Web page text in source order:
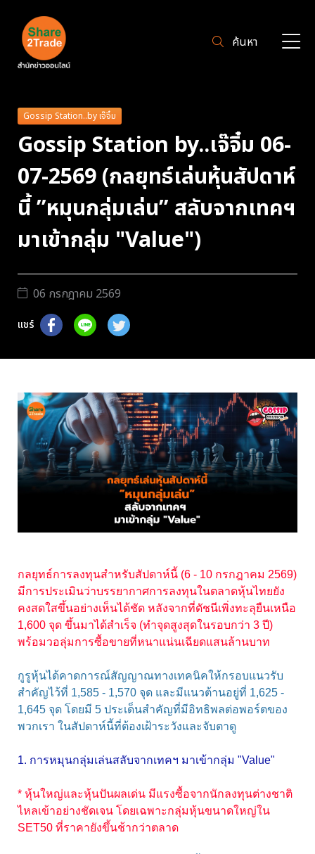
ค้นหา
Gossip Station..by เจ๊จิ๋ม
Gossip Station by..เจ๊จิ๋ม 06-
07-2569 (กลยุทธ์เล่นหุ้นสัปดาห์
นี้ ”หมุนกลุ่มเล่น” สลับจากเทคฯ
มาเข้ากลุ่ม "Value")
06 กรกฎาคม 2569
แชร์
กลยุทธ์การลงทุนสำหรับสัปดาห์นี้ (6 - 10 กรกฎาคม 2569)
มีการประเมินว่าบรรยากาศการลงทุนในตลาดหุ้นไทยยัง
คงสดใสขึ้นอย่างเห็นได้ชัด หลังจากที่ดัชนีเพิ่งทะลุยืนเหนือ
1,600 จุด ขึ้นมาได้สำเร็จ (ทำจุดสูงสุดในรอบกว่า 3 ปี)
พร้อมวอลุ่มการซื้อขายที่หนาแน่นเฉียดแสนล้านบาท
กูรูหุ้นได้คาดการณ์สัญญาณทางเทคนิคให้กรอบแนวรับ
สำคัญไว้ที่ 1,585 - 1,570 จุด และมีแนวต้านอยู่ที่ 1,625 -
1,645 จุด โดยมี 5 ประเด็นสำคัญที่มีอิทธิพลต่อพอร์ตของ
พวกเรา ในสัปดาห์นี้ที่ต้องเฝ้าระวังและจับตาดู
1. การหมุนกลุ่มเล่นสลับจากเทคฯ มาเข้ากลุ่ม "Value"
* หุ้นใหญ่และหุ้นปันผลเด่น มีแรงซื้อจากนักลงทุนต่างชาติ
ไหลเข้าอย่างชัดเจน โดยเฉพาะกลุ่มหุ้นขนาดใหญ่ใน
SET50 ที่ราคายังขึ้นช้ากว่าตลาด